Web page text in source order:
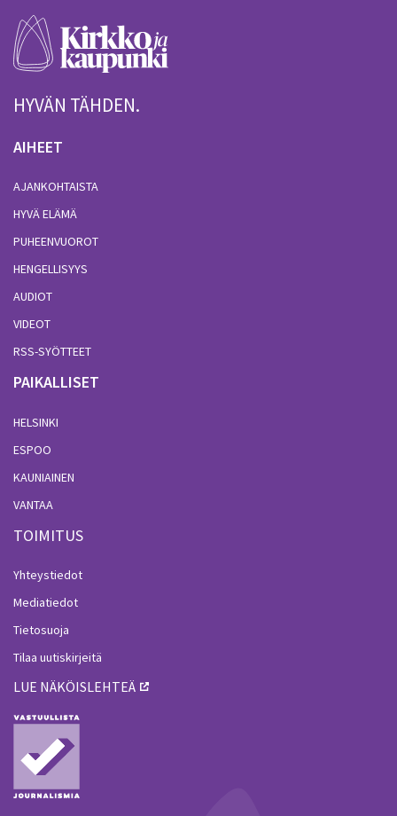
HYVÄN TÄHDEN.
AIHEET
AJANKOHTAISTA
HYVÄ ELÄMÄ
PUHEENVUOROT
HENGELLISYYS
AUDIOT
VIDEOT
RSS-SYÖTTEET
PAIKALLISET
HELSINKI
ESPOO
KAUNIAINEN
VANTAA
TOIMITUS
Yhteystiedot
Mediatiedot
Tietosuoja
Tilaa uutiskirjeitä
LUE NÄKÖISLEHTEÄ